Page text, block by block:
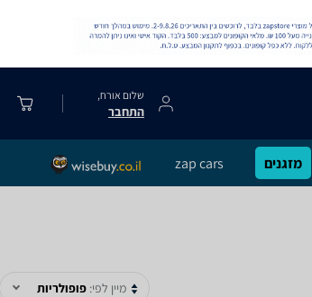
שלום אורח,
התחבר
מזגנים zap cars
מיין לפי: פופולריות